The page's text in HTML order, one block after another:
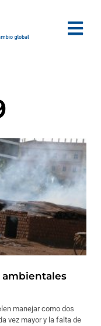
ambientales
manejar como dos
vez mayor y la falta de